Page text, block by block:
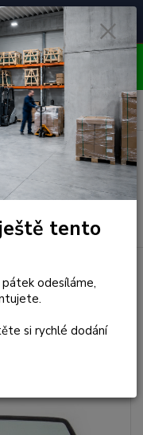
⭐ 4.7/5 (50 recenzí)
- KAŽDÝ PÁTEK
Menu
Hledat
0 ks
za 0,00 Kč
407
tento
odesíláme,
si rychlé dodání